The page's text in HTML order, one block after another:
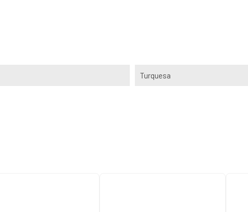
Turquesa